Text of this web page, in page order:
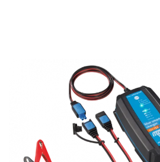
Incarcatoare acumulatori
Panouri fotovoltaice si accesorii
Panouri fotovoltaice
Sisteme prindere panouri